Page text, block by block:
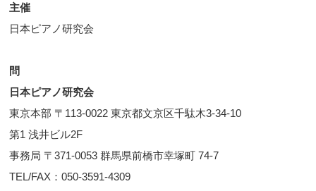
主催
日本ピアノ研究会
問
日本ピアノ研究会
東京本部 〒113-0022 東京都文京区千駄木3-34-10
第1 浅井ビル2F
事務局 〒371-0053 群馬県前橋市幸塚町 74-7
TEL/FAX：050-3591-4309